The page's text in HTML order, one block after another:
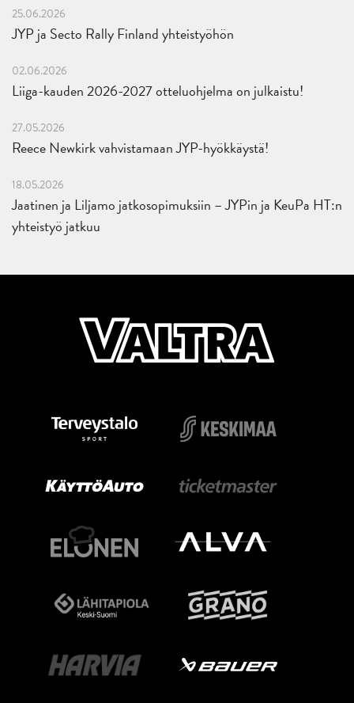
25.06.2026
JYP ja Secto Rally Finland yhteistyöhön
02.06.2026
Liiga-kauden 2026-2027 otteluohjelma on julkaistu!
27.05.2026
Reece Newkirk vahvistamaan JYP-hyökkäystä!
18.05.2026
Jaatinen ja Liljamo jatkosopimuksiin – JYPin ja KeuPa HT:n
yhteistyö jatkuu